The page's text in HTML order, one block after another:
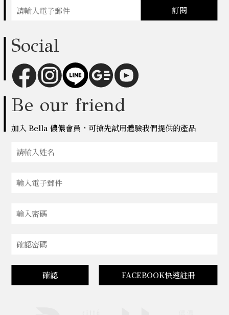
訂閱
Social
Be our friend
加入 Bella 儂儂會員，可搶先試用體驗我們提供的產品
確認 FACEBOOK快速註冊